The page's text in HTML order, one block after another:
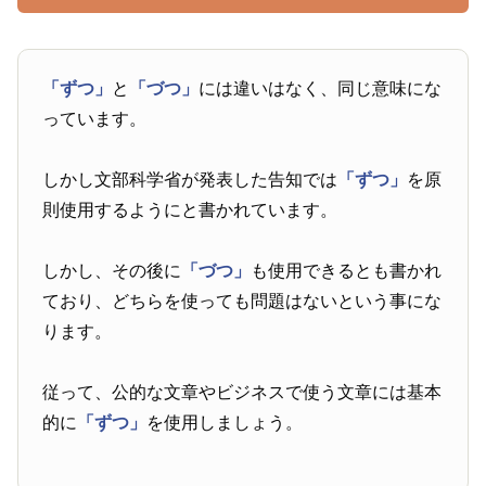
「ずつ」 と 「づつ」 には違いはなく、同じ意味にな
っています。
しかし文部科学省が発表した告知では 「ずつ」 を原
則使用するようにと書かれています。
しかし、その後に 「づつ」
も使用できるとも書かれ
ており、どちらを使っても問題はないという事にな
ります。
従って、公的な文章やビジネスで使う文章には基本
的に
「ずつ」 を使用しましょう。